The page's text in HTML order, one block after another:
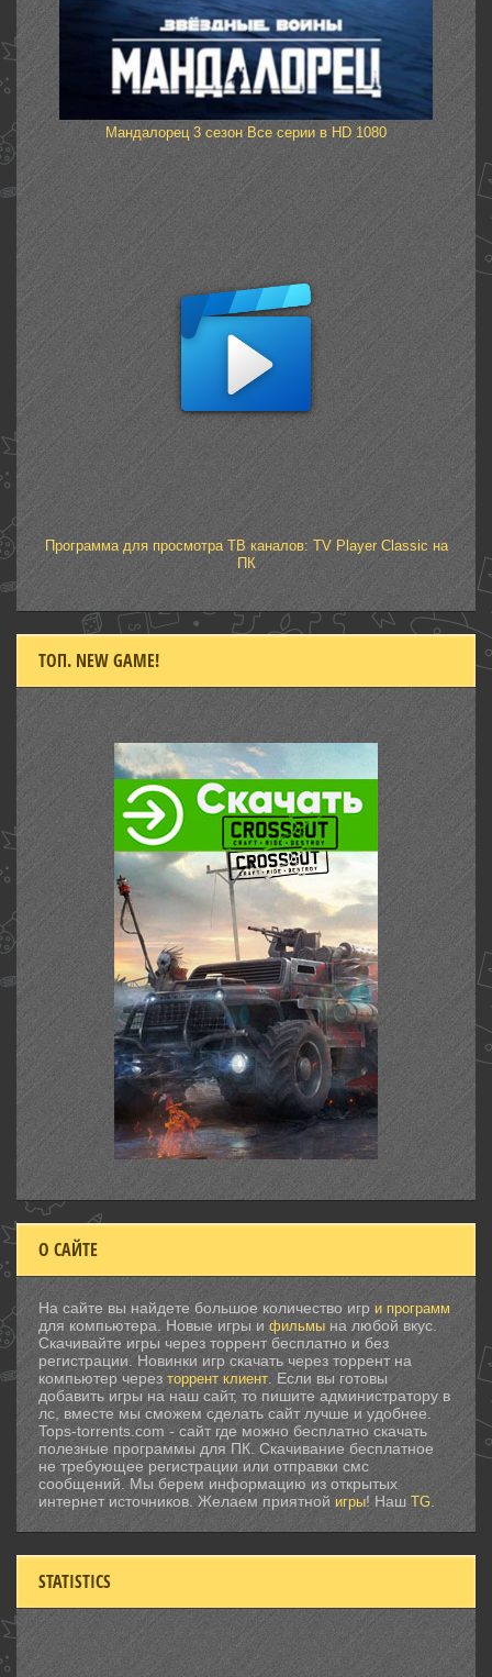
Мандалорец 3 сезон Все серии в HD 1080
Программа для просмотра ТВ каналов: TV Player Classic на
ПК
ТОП. NEW GAME!
О САЙТЕ
На сайте вы найдете большое количество игр и программ
для компьютера. Новые игры и фильмы на любой вкус.
Скачивайте игры через торрент бесплатно и без
регистрации. Новинки игр скачать через торрент на
компьютер через торрент клиент . Если вы готовы
добавить игры на наш сайт, то пишите администратору в
лс, вместе мы сможем сделать сайт лучше и удобнее.
Tops-torrents.com - сайт где можно бесплатно скачать
полезные программы для ПК. Скачивание бесплатное
не требующее регистрации или отправки смс
сообщений. Мы берем информацию из открытых
интернет источников. Желаем приятной игры! Наш TG
STATISTICS